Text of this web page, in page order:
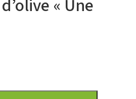
« Une